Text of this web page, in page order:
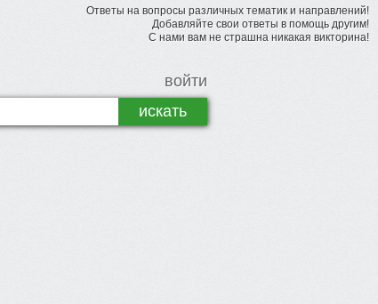
Ответы на вопросы различных тематик и направлений!
Добавляйте свои ответы в помощь другим!
С нами вам не страшна никакая викторина!
войти